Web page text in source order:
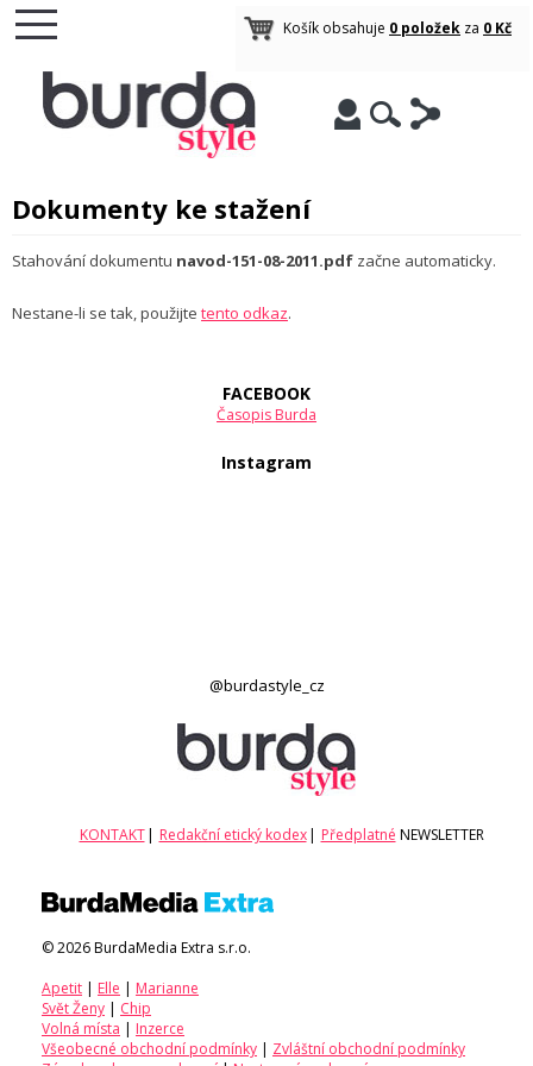
Košík obsahuje 0 položek za 0 Kč
Dokumenty ke stažení
Stahování dokumentu navod-151-08-2011.pdf začne automaticky.
Nestane-li se tak, použijte tento odkaz.
FACEBOOK
Časopis Burda
Instagram
@burdastyle_cz
KONTAKT | Redakční etický kodex | Předplatné NEWSLETTER
© 2026 BurdaMedia Extra s.r.o.
Apetit | Elle | Marianne
Svět Ženy | Chip
Volná místa | Inzerce
Všeobecné obchodní podmínky | Zvláštní obchodní podmínky